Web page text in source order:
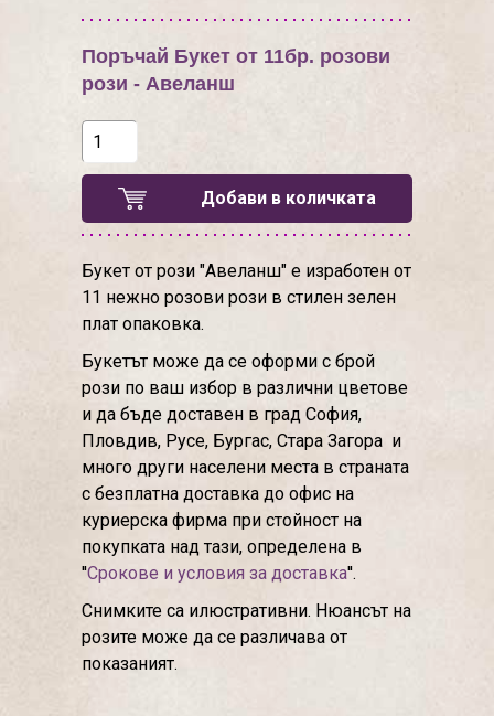
Поръчай Букет от 11бр. розови
рози - Авеланш
Добави в количката
Букет от рози "Авеланш" е изработен от
11 нежно розови рози в стилен зелен
плат опаковка.
Букетът може да се оформи с брой
рози по ваш избор в различни цветове
и да бъде доставен в град София,
Пловдив, Русе, Бургас, Стара Загора и
много други населени места в страната
с безплатна доставка до офис на
куриерска фирма при стойност на
покупката над тази, определена в
''Срокове и условия за доставка''.
Снимките са илюстративни. Нюансът на
розите може да се различава от
показаният.